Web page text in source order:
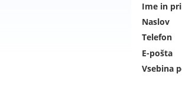
Ime in
Naslov
Telefon
E-pošta
Vsebina